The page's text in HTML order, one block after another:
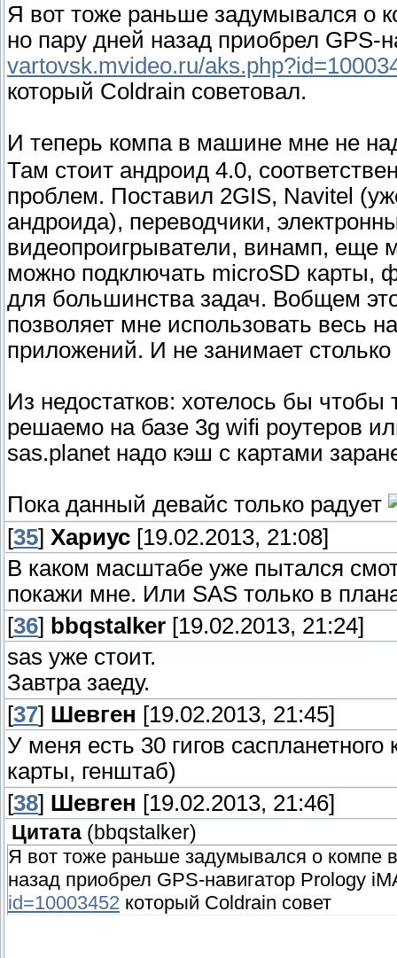
Я вот тоже раньше задумывался о
но пару дней назад приобрел GPS-
vartovsk.mvideo.ru/
который Coldrain советовал.
И теперь компа в машине мне не
Там стоит андроид 4.0,
проблем. Поставил 2GIS, Navitel
андроида), переводчики,
видеопроигрыватели, винамп, еще
можно подключать microSD карты,
для большинства задач. Вобщем
позволяет мне использовать весь
приложений. И не занимает
Из недостатков: хотелось бы
решаемо на базе 3g wifi роутеров
sas.planet надо кэш с картами
Пока данный девайс только радует
[35] Хариус [19.02.2013, 21:08]
В каком масштабе уже пытался
покажи мне. Или SAS только в
[36] bbqstalker [19.02.2013, 21:24]
sas уже стоит.
Завтра заеду.
[37] Шевген [19.02.2013, 21:45]
У меня есть 30 гигов
карты, генштаб)
[38] Шевген [19.02.2013, 21:46]
Цитата (bbqstalker)
Я вот тоже раньше задумывался о компе
назад приобрел GPS-навигатор Prology
id=10003452 который Coldrain совет